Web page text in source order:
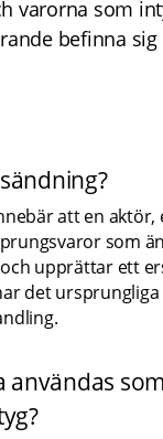
varorna som
befinna
att en aktör,
som
upprättar ett
det
användas som